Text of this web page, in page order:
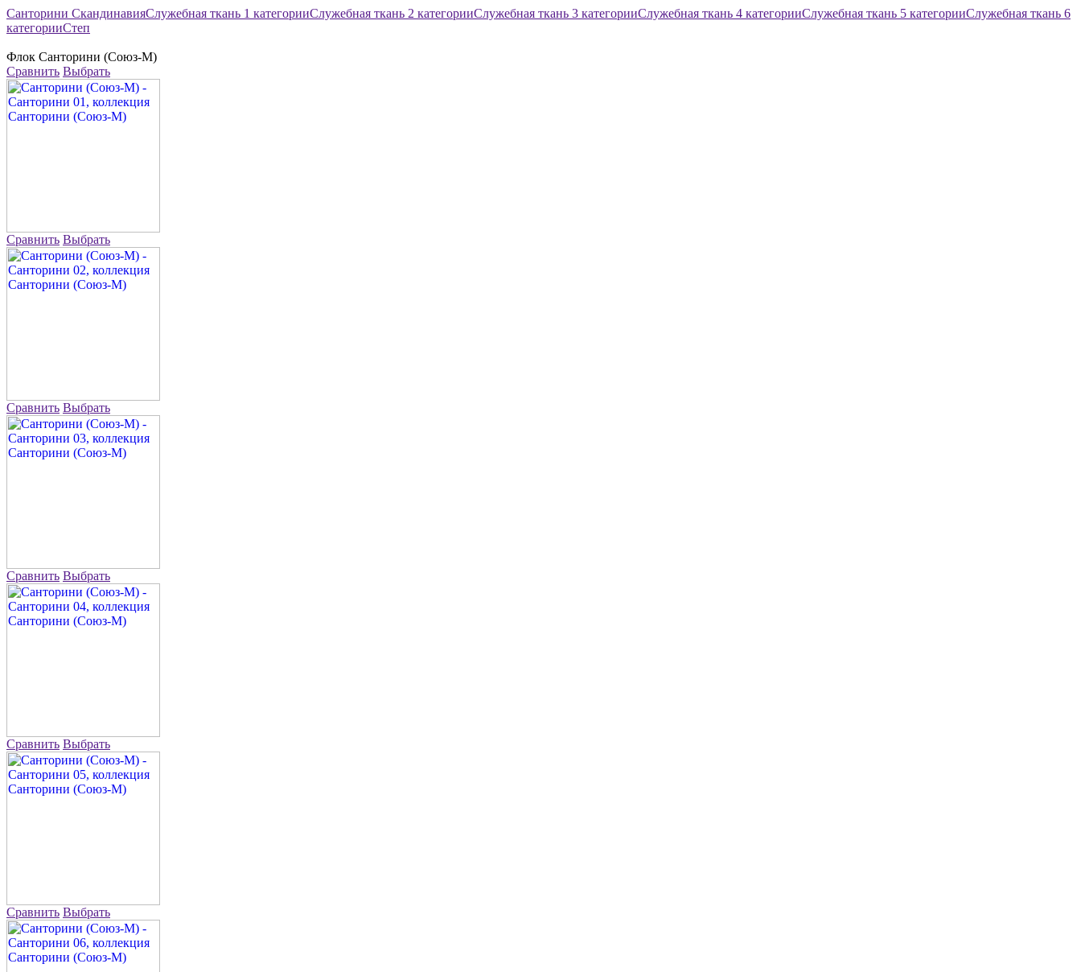
Санторини СкандинавияСлужебная ткань 1 категорииСлужебная ткань 2 категорииСлужебная ткань 3 категорииСлужебная ткань 4 категорииСлужебная ткань 5 категорииСлужебная ткань 6
категорииСтеп
Флок Санторини (Союз-М)
Сравнить Выбрать
Сравнить Выбрать
Сравнить Выбрать
Сравнить Выбрать
Сравнить Выбрать
Сравнить Выбрать